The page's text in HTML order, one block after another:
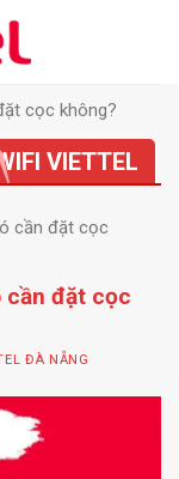
cọc không?
VIETTEL
cần đặt cọc
đặt cọc
ĐÀ NẴNG